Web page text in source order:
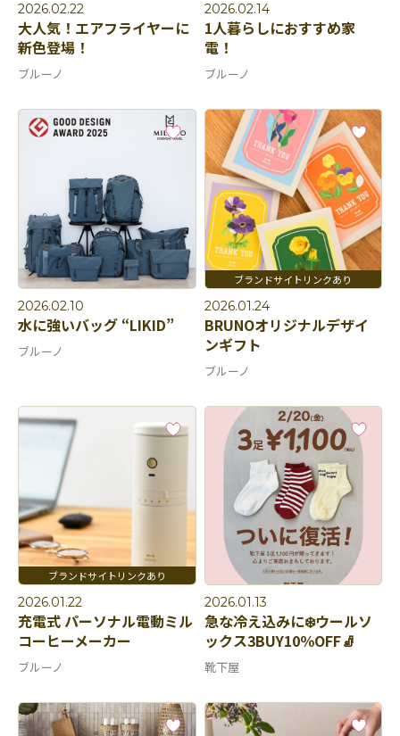
2026.02.22
大人気！エアフライヤーに
新色登場！
ブルーノ
2026.02.14
1人暮らしにおすすめ家
電！
ブルーノ
2026.02.10
水に強いバッグ “LIKID”
ブルーノ
2026.01.24
BRUNOオリジナルデザイ
ンギフト
ブルーノ
2026.01.22
充電式 パーソナル電動ミル
コーヒーメーカー
ブルーノ
2026.01.13
急な冷え込みに❄️ウールソ
ックス3BUY10％OFF🧦
靴下屋